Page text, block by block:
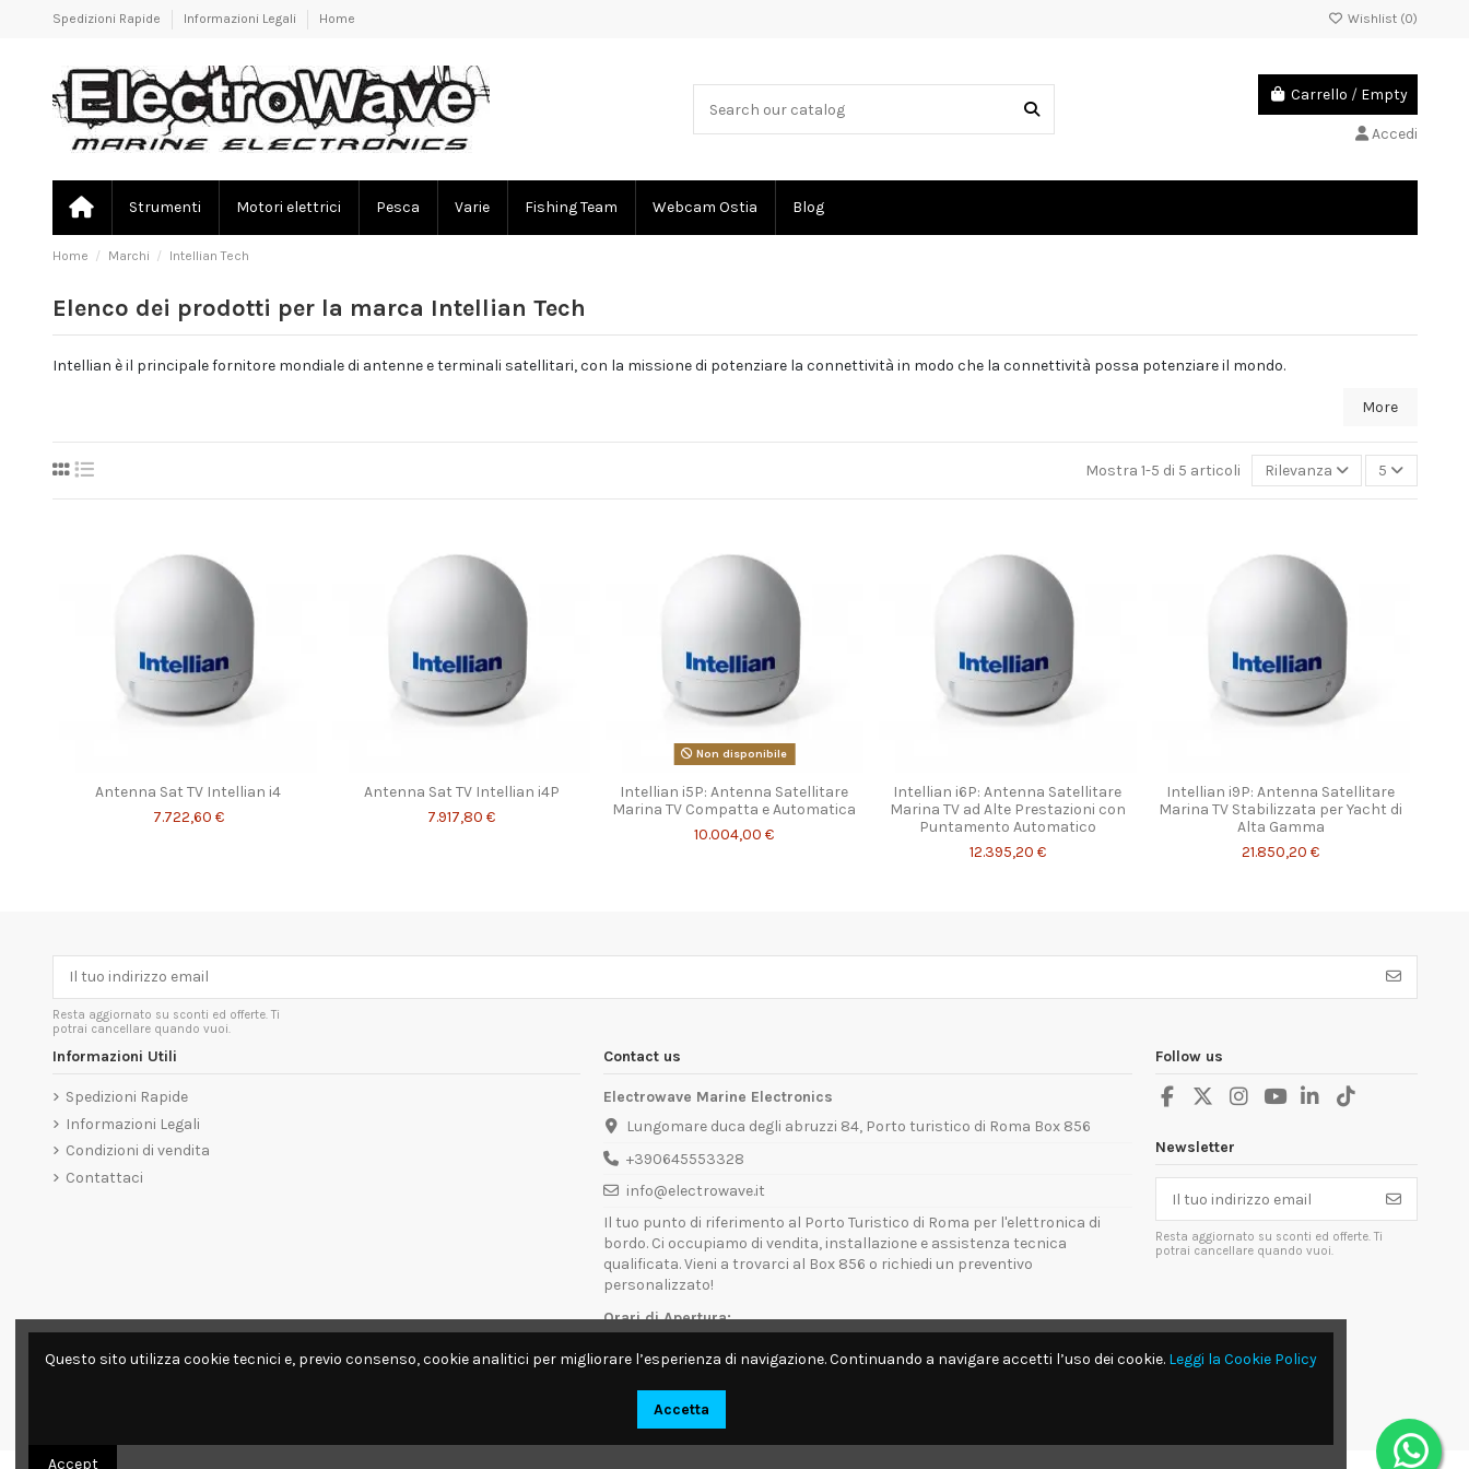
Spedizioni Rapide Informazioni Legali Home Wishlist (0)
Carrello / Empty
Accedi
Strumenti Motori elettrici Pesca Varie Fishing Team Webcam Ostia Blog
Home Marchi Intellian Tech
Elenco dei prodotti per la marca Intellian Tech
Intellian è il principale fornitore mondiale di antenne e terminali satellitari, con la missione di potenziare la connettività in modo che la connettività possa potenziare il mondo.
More
Mostra 1-5 di 5 articoli Rilevanza 5
Antenna Sat TV Intellian i4
7.722,60 €
Antenna Sat TV Intellian i4P
7.917,80 €
Non disponibile
Intellian i5P: Antenna Satellitare
Marina TV Compatta e Automatica
10.004,00 €
Intellian i6P: Antenna Satellitare
Marina TV ad Alte Prestazioni con
Puntamento Automatico
12.395,20 €
Intellian i9P: Antenna Satellitare
Marina TV Stabilizzata per Yacht di
Alta Gamma
21.850,20 €
Resta aggiornato su sconti ed offerte. Ti
potrai cancellare quando vuoi.
Informazioni Utili
Spedizioni Rapide
Informazioni Legali
Condizioni di vendita
Contattaci
Contact us
Electrowave Marine Electronics
Lungomare duca degli abruzzi 84, Porto turistico di Roma Box 856
+390645553328
info@electrowave.it
Il tuo punto di riferimento al Porto Turistico di Roma per l'elettronica di
bordo. Ci occupiamo di vendita, installazione e assistenza tecnica
qualificata. Vieni a trovarci al Box 856 o richiedi un preventivo
personalizzato!
Orari di Apertura:
Lunedì - Venerdì: 09:00 - 13:00 / 14:00 - 18:00
Follow us
Newsletter
Resta aggiornato su sconti ed offerte. Ti
potrai cancellare quando vuoi.
Questo sito utilizza cookie tecnici e, previo consenso, cookie analitici per migliorare l’esperienza di navigazione. Continuando a navigare accetti l’uso dei cookie. Leggi la Cookie Policy
Accetta
Accept